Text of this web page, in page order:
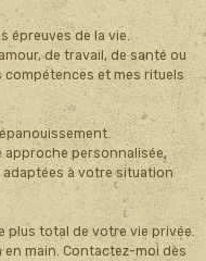
épreuves de la vie.
de travail, de santé ou
et mes rituels
approche personnalisée,
à votre situation
total de votre vie privée.
main. Contactez-moi dès